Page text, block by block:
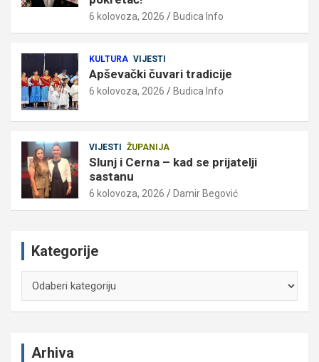
6 kolovoza, 2026 Budica Info
KULTURA VIJESTI
Apševački čuvari tradicije
6 kolovoza, 2026 Budica Info
VIJESTI ŽUPANIJA
Slunj i Cerna – kad se prijatelji
sastanu
6 kolovoza, 2026 Damir Begović
Kategorije
Arhiva